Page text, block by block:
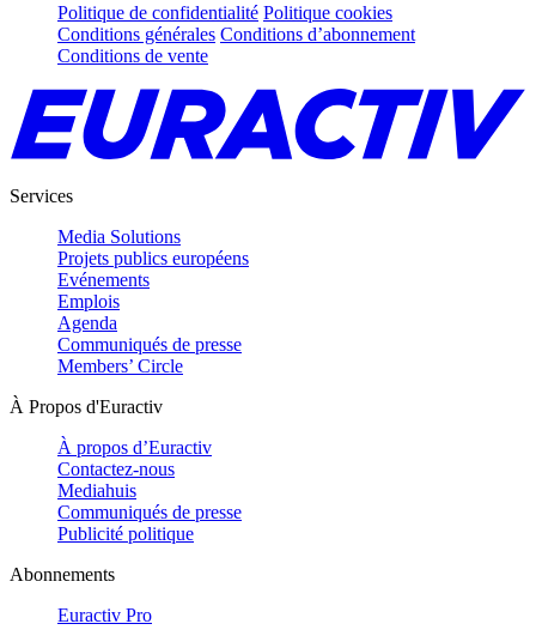
Politique de confidentialité Politique cookies
Conditions générales Conditions d’abonnement
Conditions de vente
Services
Media Solutions
Projets publics européens
Evénements
Emplois
Agenda
Communiqués de presse
Members’ Circle
À Propos d'Euractiv
À propos d’Euractiv
Contactez-nous
Mediahuis
Communiqués de presse
Publicité politique
Abonnements
Euractiv Pro